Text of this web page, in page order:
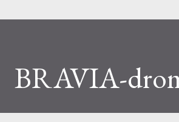
BRAVIA-